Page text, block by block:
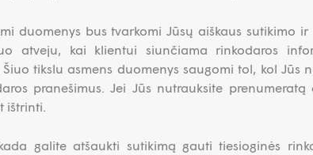
duomenys bus tvarkomi Jūsų aiškaus sutikimo ir
atveju, kai klientui siunčiama rinkodaros
tikslu asmens duomenys saugomi tol, kol Jūs
pranešimus. Jei Jūs nutrauksite
ištrinti.
galite atšaukti sutikimą gauti tiesioginės